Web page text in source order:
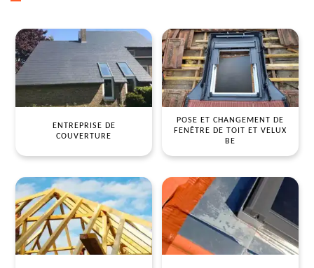
ENTREPRISE DE
COUVERTURE
POSE ET CHANGEMENT DE
FENÊTRE DE TOIT ET VELUX
BE